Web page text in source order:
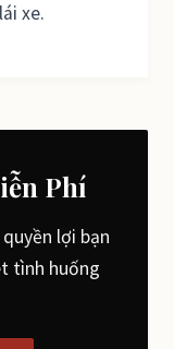
xe.
Phí
lợi bạn
tình huống